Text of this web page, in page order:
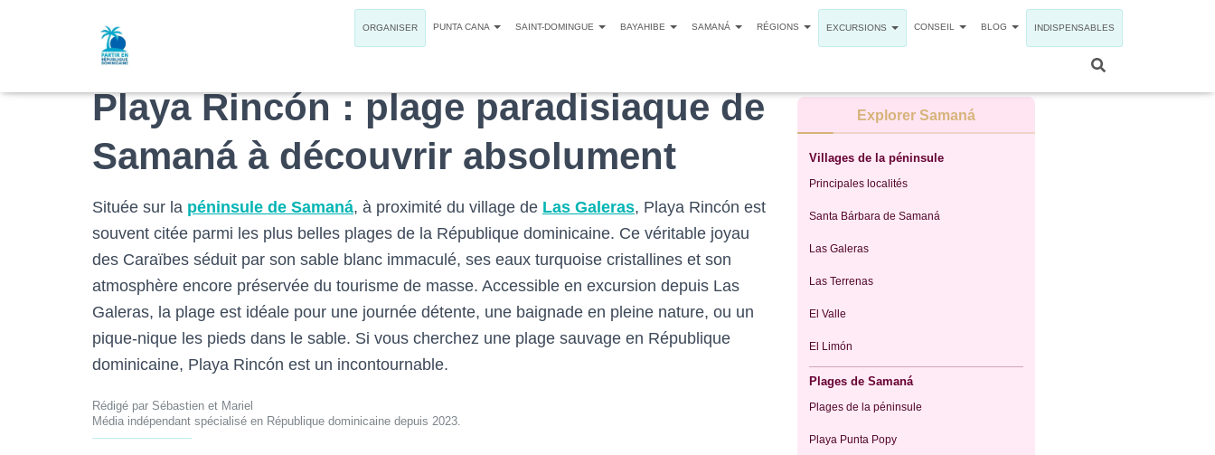
ORGANISER PUNTA CANA SAINT-DOMINGUE BAYAHIBE SAMANÁ RÉGIONS EXCURSIONS CONSEIL BLOG INDISPENSABLES
Accueil Playa Rincón
Playa Rincón : plage paradisiaque de
Samaná à découvrir absolument
Située sur la péninsule de Samaná, à proximité du village de Las Galeras, Playa Rincón est
souvent citée parmi les plus belles plages de la République dominicaine. Ce véritable joyau
des Caraïbes séduit par son sable blanc immaculé, ses eaux turquoise cristallines et son
atmosphère encore préservée du tourisme de masse. Accessible en excursion depuis Las
Galeras, la plage est idéale pour une journée détente, une baignade en pleine nature, ou un
pique-nique les pieds dans le sable. Si vous cherchez une plage sauvage en République
dominicaine, Playa Rincón est un incontournable.
Rédigé par Sébastien et Mariel
Média indépendant spécialisé en République dominicaine depuis 2023.
Explorer Samaná
Villages de la péninsule
Principales localités
Santa Bárbara de Samaná
Las Galeras
Las Terrenas
El Valle
El Limón
Plages de Samaná
Plages de la péninsule
Playa Punta Popy